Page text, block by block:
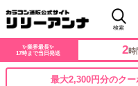
検索
✨業界最長✨
17時まで当日発送
2時
最大2,300円分のク